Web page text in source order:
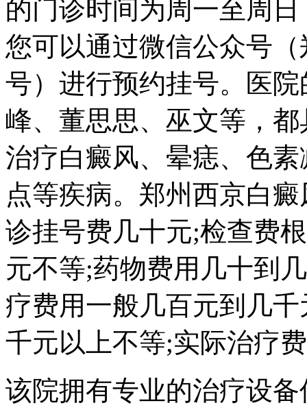
的门诊时间为周一至周
您可以通过微信公众号
号）进行预约挂号。医
峰、董思思、巫文等，
治疗白癜风、晕痣、色
点等疾病。郑州西京白
诊挂号费几十元;检查费
元不等;药物费用几十到
疗费用一般几百元到几
千元以上不等;实际治疗
该院拥有专业的治疗设